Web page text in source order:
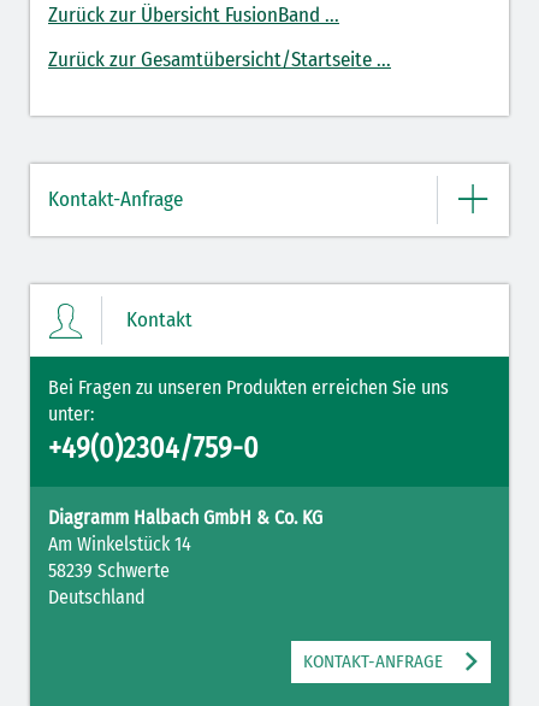
Zurück zur Übersicht FusionBand ...
Zurück zur Gesamtübersicht/Startseite ...
Kontakt-Anfrage
Mit Ihrer PLZ erreicht Ihre Nachricht direkt den für Sie zuständigen
Kontakt
Bei Fragen zu unseren Produkten erreichen Sie uns
unter:
+49(0)2304/759-0
Diagramm Halbach GmbH & Co. KG
Am Winkelstück 14
58239 Schwerte
Deutschland
KONTAKT-ANFRAGE